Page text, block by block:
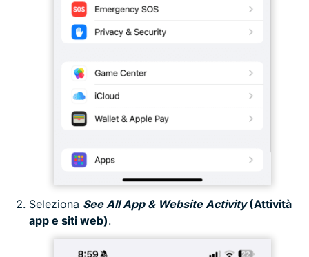
Seleziona See All App & Website Activity(Attività
app e siti web).